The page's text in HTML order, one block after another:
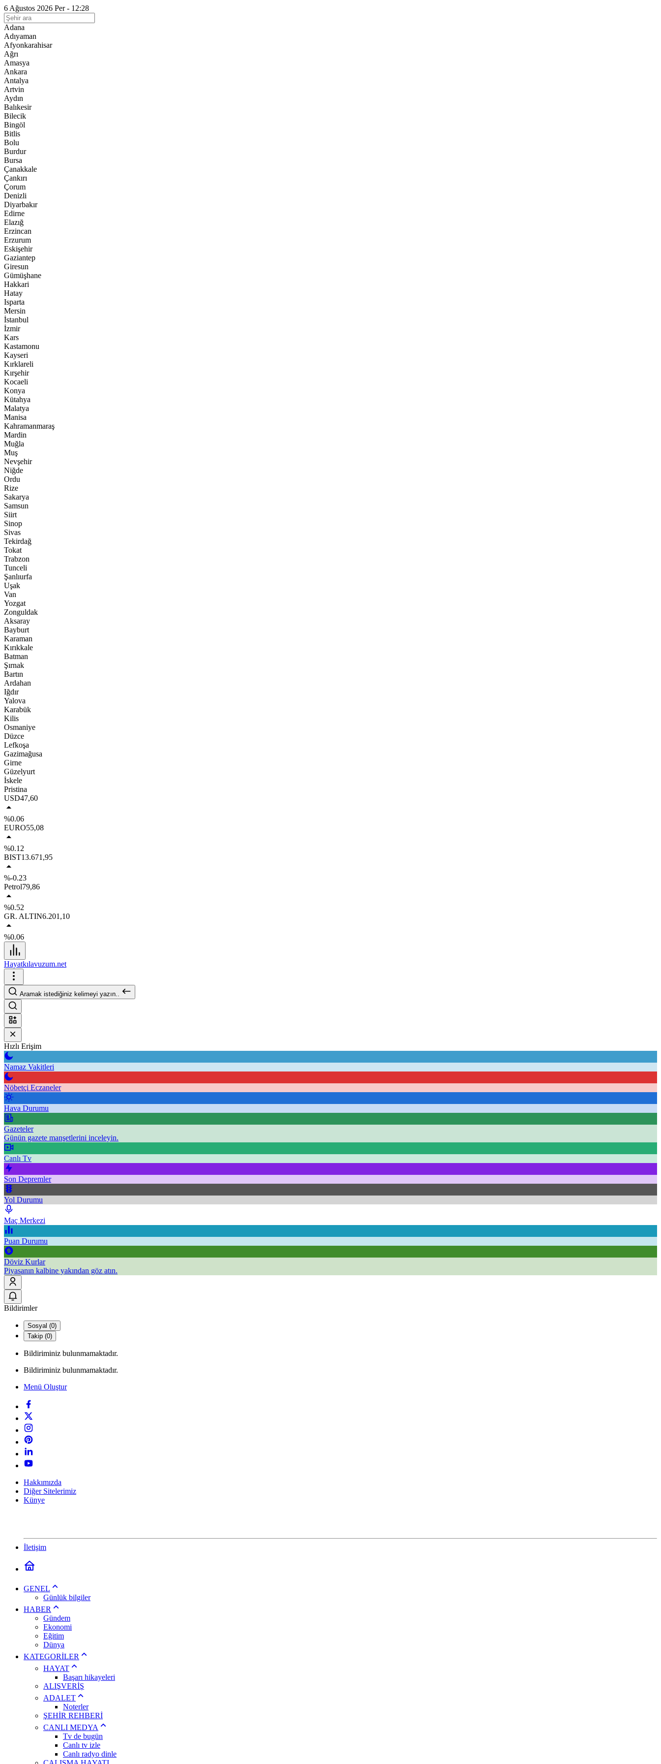
6 Ağustos 2026 Per - 12:28
Adana
Adıyaman
Afyonkarahisar
Ağrı
Amasya
Ankara
Antalya
Artvin
Aydın
Balıkesir
Bilecik
Bingöl
Bitlis
Bolu
Burdur
Bursa
Çanakkale
Çankırı
Çorum
Denizli
Diyarbakır
Edirne
Elazığ
Erzincan
Erzurum
Eskişehir
Gaziantep
Giresun
Gümüşhane
Hakkari
Hatay
Isparta
Mersin
İstanbul
İzmir
Kars
Kastamonu
Kayseri
Kırklareli
Kırşehir
Kocaeli
Konya
Kütahya
Malatya
Manisa
Kahramanmaraş
Mardin
Muğla
Muş
Nevşehir
Niğde
Ordu
Rize
Sakarya
Samsun
Siirt
Sinop
Sivas
Tekirdağ
Tokat
Trabzon
Tunceli
Şanlıurfa
Uşak
Van
Yozgat
Zonguldak
Aksaray
Bayburt
Karaman
Kırıkkale
Batman
Şırnak
Bartın
Ardahan
Iğdır
Yalova
Karabük
Kilis
Osmaniye
Düzce
Lefkoşa
Gazimağusa
Girne
Güzelyurt
İskele
Pristina
USD47,60
%0.06
EURO55,08
%0.12
BIST13.671,95
%-0.23
Petrol79,86
%0.52
GR. ALTIN6.201,10
%0.06
Hayatkılavuzum.net
Aramak istediğiniz kelimeyi yazın..
Hızlı Erişim
Namaz Vakitleri
Nöbetçi Eczaneler
Hava Durumu
Gazeteler
Günün gazete manşetlerini inceleyin.
Canlı Tv
Son Depremler
Yol Durumu
Maç Merkezi
Puan Durumu
Döviz Kurlar
Piyasanın kalbine yakından göz atın.
Bildirimler
Sosyal (0)
Takip (0)
Bildiriminiz bulunmamaktadır.
Bildiriminiz bulunmamaktadır.
Menü Oluştur
Hakkımızda
Diğer Sitelerimiz
Künye
İletişim
GENEL
Günlük bilgiler
HABER
Gündem
Ekonomi
Eğitim
Dünya
KATEGORİLER
HAYAT
Başarı hikayeleri
ALIŞVERİŞ
ADALET
Noterler
ŞEHİR REHBERİ
CANLI MEDYA
Tv de bugün
Canlı tv izle
Canlı radyo dinle